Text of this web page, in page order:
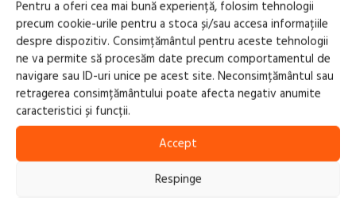
Pentru a oferi cea mai bună experiență, folosim tehnologii
precum cookie-urile pentru a stoca și/sau accesa informațiile
despre dispozitiv. Consimțământul pentru aceste tehnologii
ne va permite să procesăm date precum comportamentul de
navigare sau ID-uri unice pe acest site. Neconsimțământul sau
retragerea consimțământului poate afecta negativ anumite
caracteristici și funcții.
Accept
Respinge
Curatitor profesional de
ferestre WVP 10 Adv *EU
1.216,05
Mop electric Karcher, cu
acumulator 2x4V, 2.5Ah, rola
180mm, tip FC 2-4 BATTERY
SET 2B DUO
1.226,94
ADAUGĂ ÎN COȘ